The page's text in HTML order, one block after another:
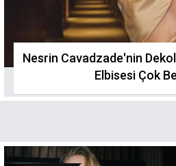
Nesrin Cavadzade'nin
Elbisesi Çok